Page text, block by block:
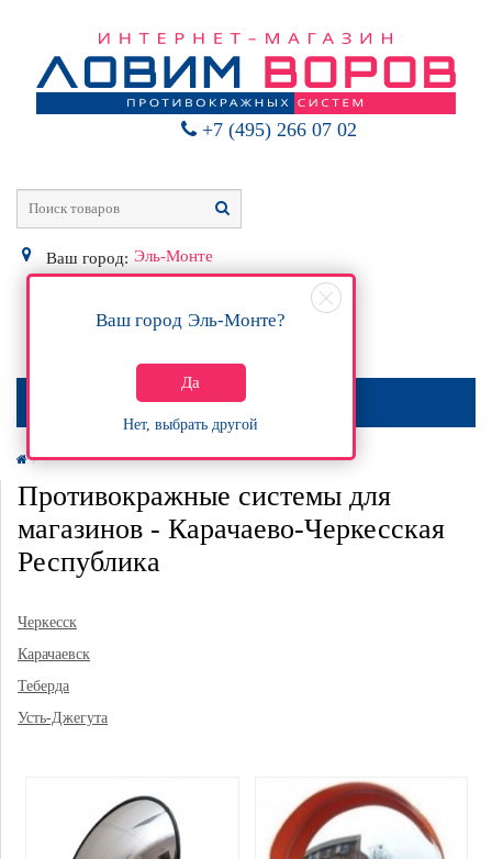
+7 (495) 266 07 02
Ваш город: Эль-Монте
Ваш город Эль-Монте?
Да
Нет, выбрать другой
0Р
МЕНЮ
Противокражные системы для
магазинов - Карачаево-Черкесская
Республика
Черкесск
Карачаевск
Теберда
Усть-Джегута